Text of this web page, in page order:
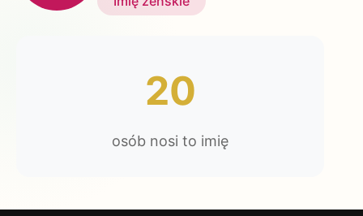
Katalog prezentów
20
osób nosi to imię